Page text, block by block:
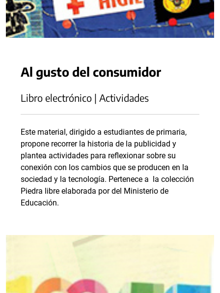
Al gusto del consumidor
Libro electrónico | Actividades
Este material, dirigido a estudiantes de primaria,
propone recorrer la historia de la publicidad y
plantea actividades para reflexionar sobre su
conexión con los cambios que se producen en la
sociedad y la tecnología. Pertenece a la colección
Piedra libre elaborada por del Ministerio de
Educación.